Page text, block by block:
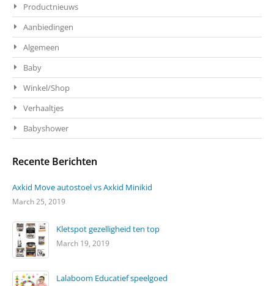
Productnieuws
Aanbiedingen
Algemeen
Baby
Winkel/Shop
Verhaaltjes
Babyshower
Recente Berichten
Axkid Move autostoel vs Axkid Minikid
March 25, 2019
Kletspot gezelligheid ten top
March 19, 2019
Lalaboom Educatief speelgoed